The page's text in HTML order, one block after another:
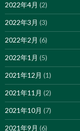
2022年4月 (2)
2022年3月 (3)
2022年2月 (6)
2022年1月 (5)
2021年12月 (1)
2021年11月 (2)
2021年10月 (7)
2021年9月 (6)